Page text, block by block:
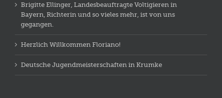
Brigitte Ellinger, Landesbeauftragte Voltigieren in
Bayern, Richterin und so vieles mehr, ist von uns
gegangen.
Herzlich Willkommen Floriano!
Deutsche Jugendmeisterschaften in Krumke